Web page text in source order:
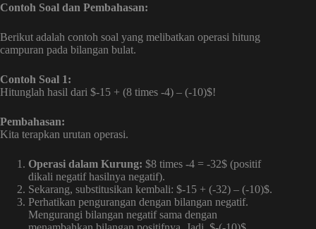
Contoh Soal dan Pembahasan:
Berikut adalah contoh soal yang melibatkan operasi hitung
campuran pada bilangan bulat.
Contoh Soal 1:
Hitunglah hasil dari $-15 + (8 times -4) – (-10)$!
Pembahasan:
Kita terapkan urutan operasi.
Operasi dalam Kurung: $8 times -4 = -32$ (positif
dikali negatif hasilnya negatif).
Sekarang, substitusikan kembali: $-15 + (-32) – (-10)$.
Perhatikan pengurangan dengan bilangan negatif.
Mengurangi bilangan negatif sama dengan